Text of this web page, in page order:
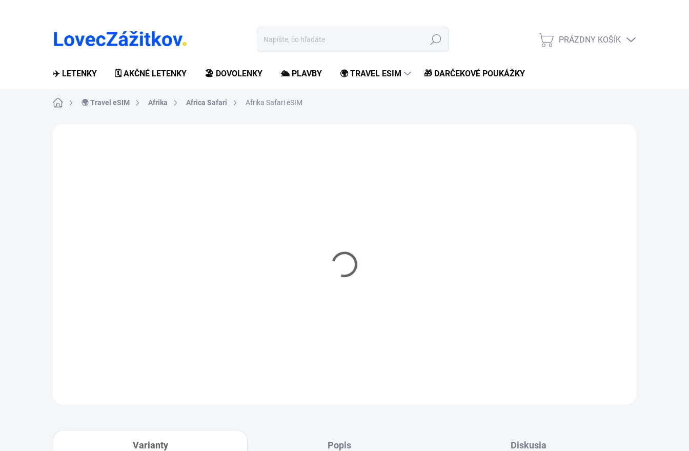
Hľadať
NÁKUPNÝ
PRÁZDNY KOŠÍK
✈️ LETENKY 🗓️ AKČNÉ LETENKY 🏖️ DOVOLENKY 🛳️ PLAVBY 🌍 TRAVEL ESIM 🎁 DARČEKOVÉ POUKÁŽKY
Domov🌍 Travel eSIM Afrika Africa Safari Afrika Safari eSIM
Jednoduchá online aktivácia, rýchle dáta a možnosť dobitia kedykoľvek –
Varianty Popis Diskusia